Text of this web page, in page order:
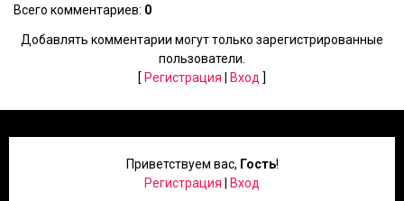
Всего комментариев: 0
Добавлять комментарии могут только зарегистрированные
пользователи.
[ Регистрация Вход ]
Приветствуем вас, Гость!
Регистрация
Вход